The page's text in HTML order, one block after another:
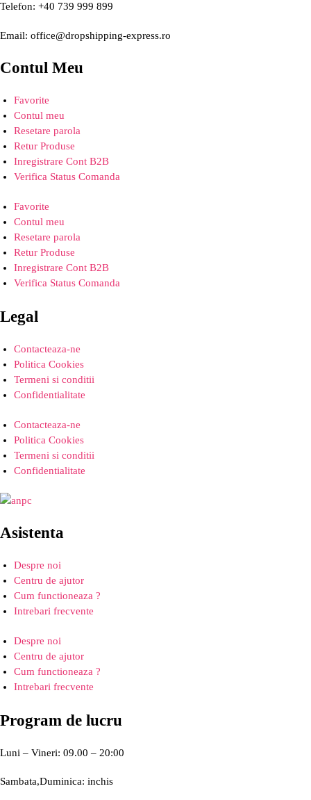
Telefon: +40 739 999 899
Email: office@dropshipping-express.ro
Contul Meu
Favorite
Contul meu
Resetare parola
Retur Produse
Inregistrare Cont B2B
Verifica Status Comanda
Favorite
Contul meu
Resetare parola
Retur Produse
Inregistrare Cont B2B
Verifica Status Comanda
Legal
Contacteaza-ne
Politica Cookies
Termeni si conditii
Confidentialitate
Contacteaza-ne
Politica Cookies
Termeni si conditii
Confidentialitate
Asistenta
Despre noi
Centru de ajutor
Cum functioneaza ?
Intrebari frecvente
Despre noi
Centru de ajutor
Cum functioneaza ?
Intrebari frecvente
Program de lucru
Luni – Vineri: 09.00 – 20:00
Sambata,Duminica: inchis